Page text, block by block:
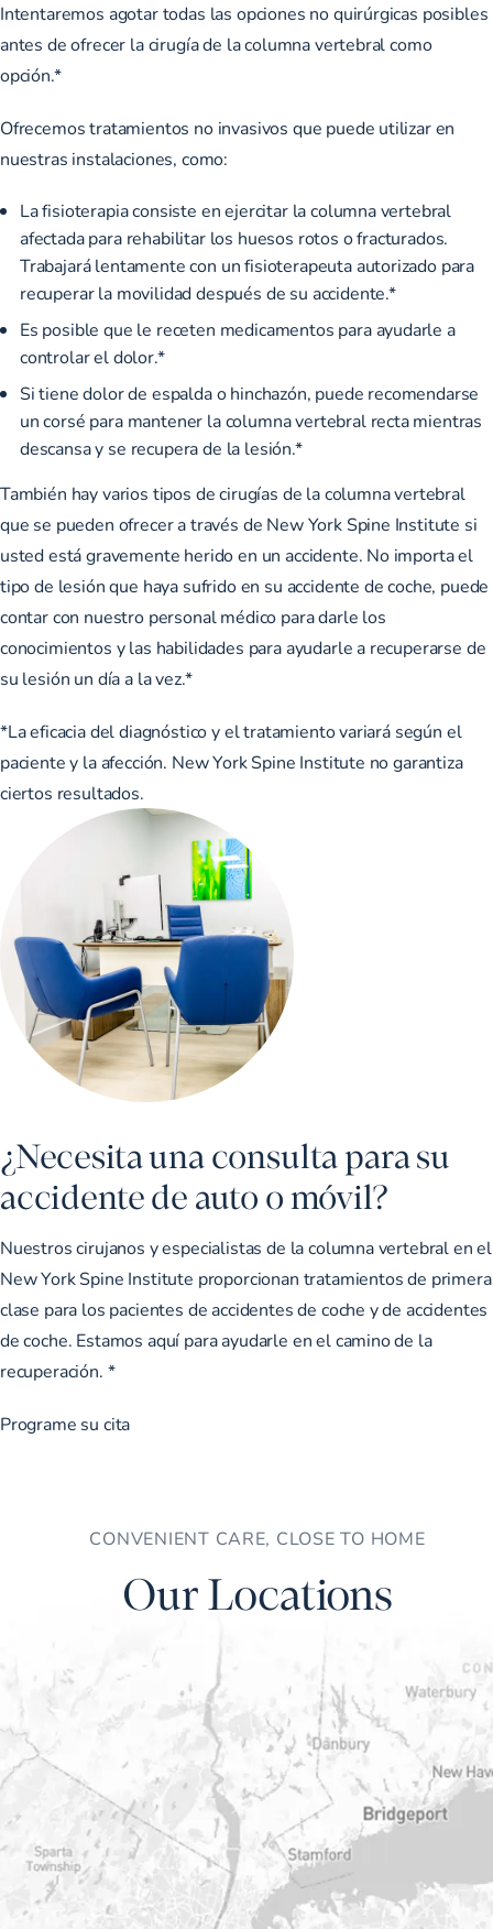
Intentaremos agotar todas las opciones no quirúrgicas posibles
antes de ofrecer la cirugía de la columna vertebral como
opción.*
Ofrecemos tratamientos no invasivos que puede utilizar en
nuestras instalaciones, como:
La fisioterapia consiste en ejercitar la columna vertebral
afectada para rehabilitar los huesos rotos o fracturados.
Trabajará lentamente con un fisioterapeuta autorizado para
recuperar la movilidad después de su accidente.*
Es posible que le receten medicamentos para ayudarle a
controlar el dolor.*
Si tiene dolor de espalda o hinchazón, puede recomendarse
un corsé para mantener la columna vertebral recta mientras
descansa y se recupera de la lesión.*
También hay varios tipos de cirugías de la columna vertebral
que se pueden ofrecer a través de New York Spine Institute si
usted está gravemente herido en un accidente. No importa el
tipo de lesión que haya sufrido en su accidente de coche, puede
contar con nuestro personal médico para darle los
conocimientos y las habilidades para ayudarle a recuperarse de
su lesión un día a la vez.*
*La eficacia del diagnóstico y el tratamiento variará según el
paciente y la afección. New York Spine Institute no garantiza
ciertos resultados.
¿Necesita una consulta para su
accidente de auto o móvil?
Nuestros cirujanos y especialistas de la columna vertebral en el
New York Spine Institute proporcionan tratamientos de primera
clase para los pacientes de accidentes de coche y de accidentes
de coche. Estamos aquí para ayudarle en el camino de la
recuperación. *
Programe su cita
CONVENIENT CARE, CLOSE TO HOME
Our Locations